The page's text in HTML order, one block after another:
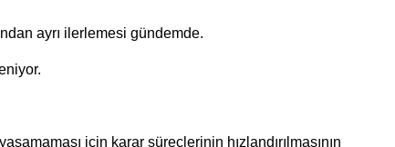
ayrı ilerlemesi gündemde.
için karar süreçlerinin hızlandırılmasının